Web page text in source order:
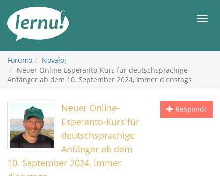
enhavo
Forumo
Novaĵoj
Neuer Online-Esperanto-Kurs für deutschsprachige
Anfänger ab dem 10. September 2024, immer dienstags
Respondi
Neuer Online-
Esperanto-Kurs für
deutschsprachige
Anfänger ab dem
10. September 2024, immer